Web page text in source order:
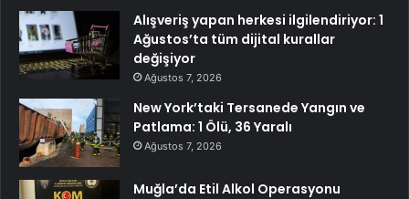
Alışveriş yapan herkesi ilgilendiriyor: 1
Ağustos’ta tüm dijital kurallar
değişiyor
Ağustos 7, 2026
New York’taki Tersanede Yangın ve
Patlama: 1 Ölü, 36 Yaralı
Ağustos 7, 2026
Muğla’da Etil Alkol Operasyonu